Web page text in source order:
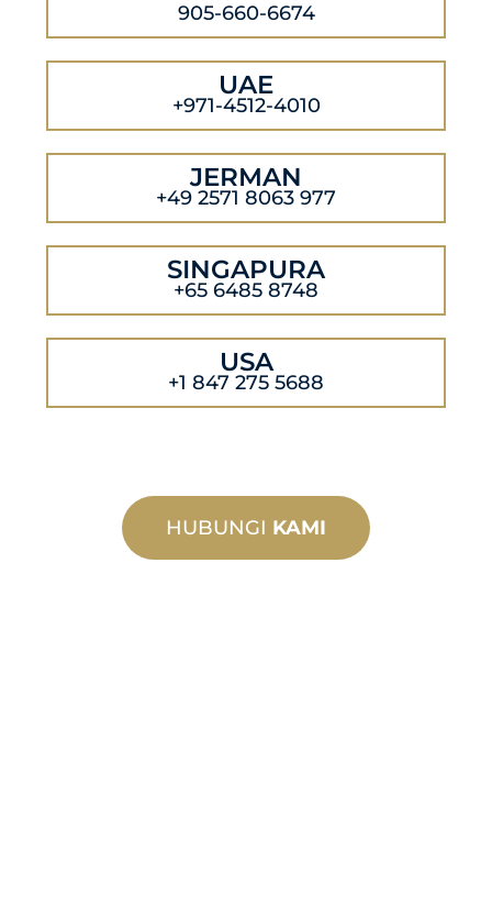
905-660-6674
UAE
+971-4512-4010
JERMAN
+49 2571 8063 977
SINGAPURA
+65 6485 8748
USA
+1 847 275 5688
HUBUNGI KAMI